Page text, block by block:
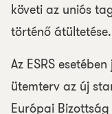
követi az uniós
történő átültetése.
Az ESRS
ütemterv az új
Európai